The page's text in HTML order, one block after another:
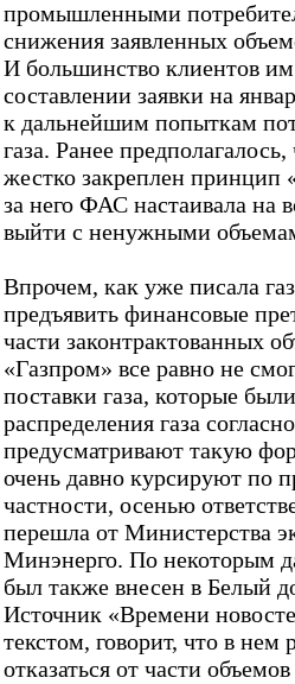
промышленными
снижения заявленных
И большинство клиентов
составлении заявки на
к дальнейшим попыткам
газа. Ранее
жестко закреплен принцип
за него ФАС настаивала на
выйти с ненужными
Впрочем, как уже писала
предъявить финансовые
части законтрактованных
«Газпром» все равно не
поставки газа, которые
распределения газа
предусматривают такую
очень давно курсируют по
частности, осенью
перешла от Министерства
Минэнерго. По некоторым
был также внесен в Белый
Источник «Времени
текстом, говорит, что в нем
отказаться от части